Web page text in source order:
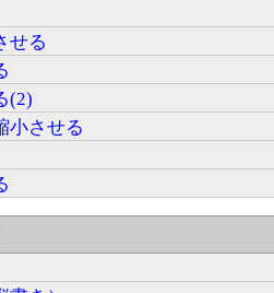
せる
(2)
小させる